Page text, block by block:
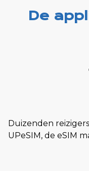
De
Duizenden
UPeSIM, de eSIM